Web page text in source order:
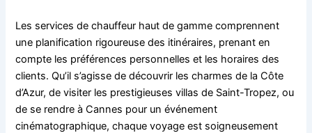
Les services de chauffeur haut de gamme comprennent
une planification rigoureuse des itinéraires, prenant en
compte les préférences personnelles et les horaires des
clients. Qu’il s’agisse de découvrir les charmes de la Côte
d’Azur, de visiter les prestigieuses villas de Saint-Tropez, ou
de se rendre à Cannes pour un événement
cinématographique, chaque voyage est soigneusement